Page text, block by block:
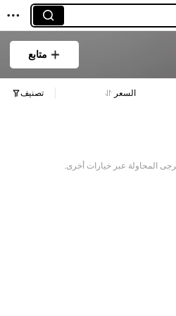
متابع
السعر تصنيف
المحاولة عبر خيارات أخرى.